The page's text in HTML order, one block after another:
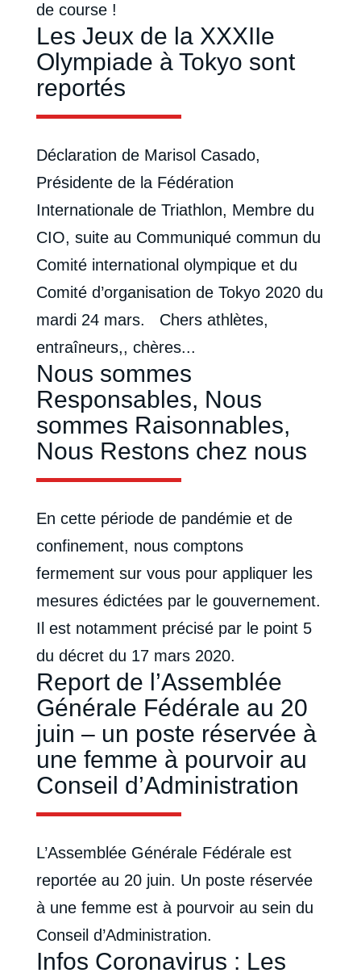
de course !
Les Jeux de la XXXIIe
Olympiade à Tokyo sont
reportés
Déclaration de Marisol Casado,
Présidente de la Fédération
Internationale de Triathlon, Membre du
CIO, suite au Communiqué commun du
Comité international olympique et du
Comité d’organisation de Tokyo 2020 du
mardi 24 mars. Chers athlètes,
entraîneurs,, chères...
Nous sommes
Responsables, Nous
sommes Raisonnables,
Nous Restons chez nous
En cette période de pandémie et de
confinement, nous comptons
fermement sur vous pour appliquer les
mesures édictées par le gouvernement.
Il est notamment précisé par le point 5
du décret du 17 mars 2020.
Report de l’Assemblée
Générale Fédérale au 20
juin – un poste réservée à
une femme à pourvoir au
Conseil d’Administration
L’Assemblée Générale Fédérale est
reportée au 20 juin. Un poste réservée
à une femme est à pourvoir au sein du
Conseil d’Administration.
Infos Coronavirus : Les